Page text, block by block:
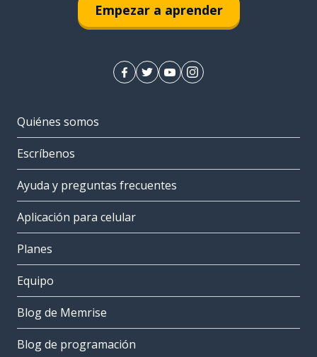
Empezar a aprender
Quiénes somos
Escríbenos
Ayuda y preguntas frecuentes
Aplicación para celular
Planes
Equipo
Blog de Memrise
Blog de programación